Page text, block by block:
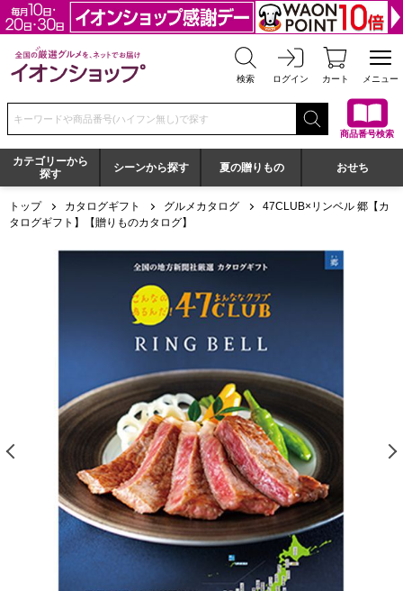
全国の厳選グルメを、ネットでお届け イオンショップ
検索 ログイン カート メニュー
検索キーワードまたは商品番号を入力してください
商品番号検索
カテゴリーから
探す
シーンから探す 夏の贈りもの おせち
トップ カタログギフト グルメカタログ
47CLUB×リンベル 郷【カ
タログギフト】【贈りものカタログ】
47CLUB×リンベル 郷【カタログギフト】【贈りものカタログ
前の画像を表示する